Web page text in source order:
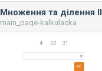
Множення та ділення II
main_page-kalkulacka